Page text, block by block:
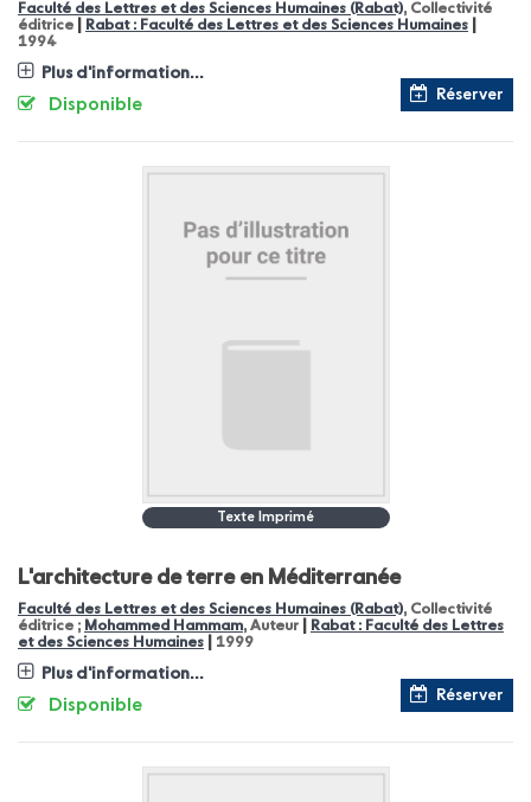
Faculté des Lettres et des Sciences Humaines (Rabat), Collectivité
éditrice
Rabat : Faculté des Lettres et des Sciences Humaines
1994
Plus d'information...
Réserver
Disponible
Texte Imprimé
L'architecture de terre en Méditerranée
Faculté des Lettres et des Sciences Humaines (Rabat), Collectivité
éditrice ; Mohammed Hammam, Auteur
Rabat : Faculté des Lettres
et des Sciences Humaines
1999
Plus d'information...
Réserver
Disponible